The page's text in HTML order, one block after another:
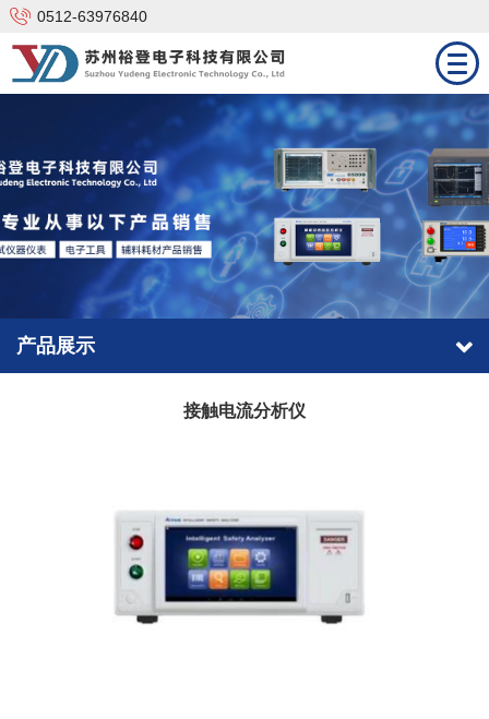
0512-63976840
网站首页
产品中心
技术支持
解决方案
新闻资讯
产品展示
接触电流分析仪